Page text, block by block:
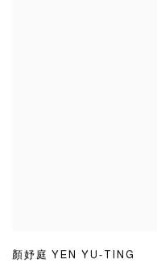
顏妤庭 YEN YU-TING